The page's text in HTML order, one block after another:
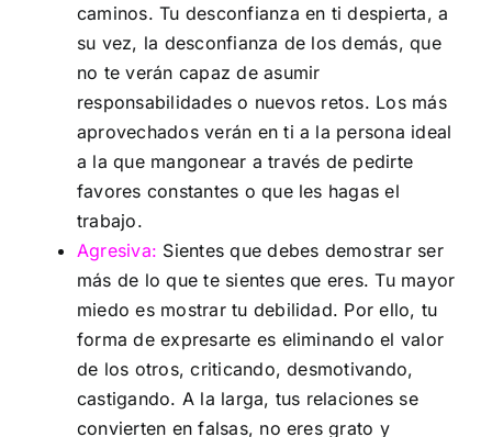
caminos. Tu desconfianza en ti despierta, a
su vez, la desconfianza de los demás, que
no te verán capaz de asumir
responsabilidades o nuevos retos. Los más
aprovechados verán en ti a la persona ideal
a la que mangonear a través de pedirte
favores constantes o que les hagas el
trabajo.
Agresiva: Sientes que debes demostrar ser
más de lo que te sientes que eres. Tu mayor
miedo es mostrar tu debilidad. Por ello, tu
forma de expresarte es eliminando el valor
de los otros, criticando, desmotivando,
castigando. A la larga, tus relaciones se
convierten en falsas, no eres grato y